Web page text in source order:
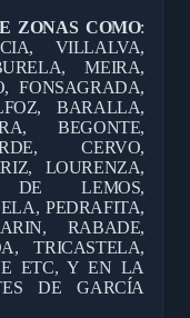
ZONAS COMO:
VILLALVA,
MEIRA,
FONSAGRADA,
BARALLA,
BEGONTE,
CERVO,
LOURENZA,
DE LEMOS,
PEDRAFITA,
RABADE,
TRICASTELA,
ETC, Y EN LA
DE GARCÍA